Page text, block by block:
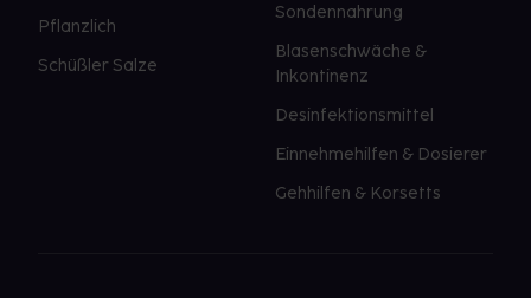
Pflanzlich
Schüßler Salze
Sondennahrung
Blasenschwäche &
Inkontinenz
Desinfektionsmittel
Einnehmehilfen & Dosierer
Gehhilfen & Korsetts